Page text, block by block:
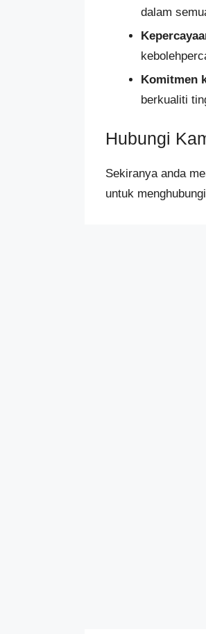
dalam
Komitmen
berkualiti
Hubungi
Sekiranya anda
untuk